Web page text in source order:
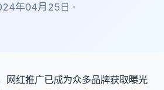
年04月25日 ·
网红推广已成为众多品牌获取曝光